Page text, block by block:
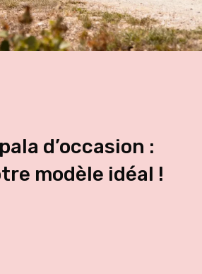
d’occasion :
modèle idéal !